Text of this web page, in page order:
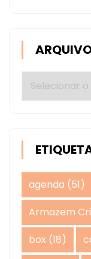
Arquivos
agenda (51)
Armazem
box (18)